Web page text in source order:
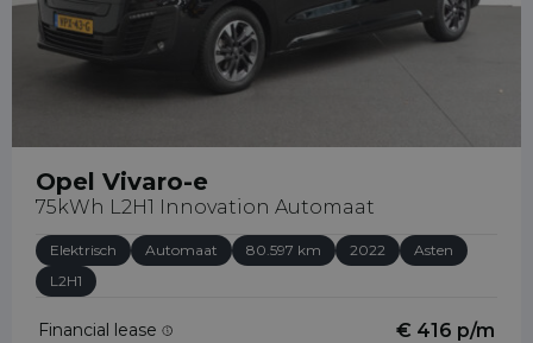
Opel Vivaro-e
75kWh L2H1 Innovation Automaat
Elektrisch Automaat 80.597 km 2022
Asten
L2H1
Financial lease € 416 p/m